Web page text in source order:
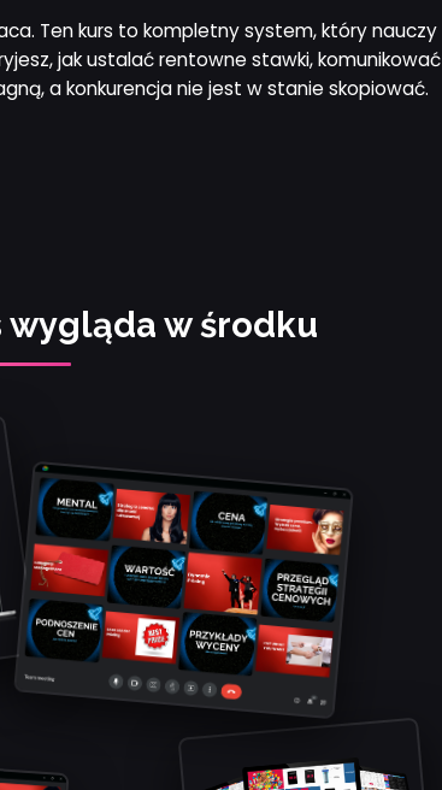
Ten kurs to kompletny system, który nauczy
jak ustalać rentowne stawki, komunikować
a konkurencja nie jest w stanie skopiować.
wygląda w środku